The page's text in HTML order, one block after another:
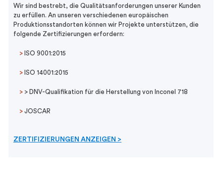
Wir sind bestrebt, die Qualitätsanforderungen unserer Kunden
zu erfüllen. An unseren verschiedenen europäischen
Produktionsstandorten können wir Projekte unterstützen, die
folgende Zertifizierungen erfordern:
> ISO 9001:2015
> ISO 14001:2015
> > DNV-Qualifikation für die Herstellung von Inconel 718
> JOSCAR
ZERTIFIZIERUNGEN ANZEIGEN >